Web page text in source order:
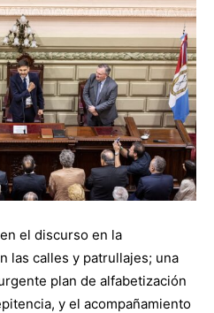
el discurso en la
las calles y patrullajes; una
plan de alfabetización
y el acompañamiento